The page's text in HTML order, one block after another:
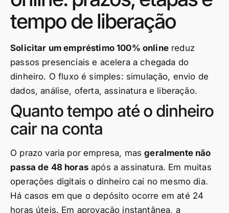
tempo de liberação
Solicitar um empréstimo 100% onlinereduz
passos presenciais e acelera a chegada do
dinheiro. O fluxo é simples: simulação, envio de
dados, análise, oferta, assinatura e liberação.
Quanto tempo até o dinheiro
cair na conta
O prazo varia por empresa, masgeralmente não
passa de 48 horasapós a assinatura. Em muitas
operações digitais o dinheiro cai no mesmo dia.
Há casos em que o depósito ocorre em até 24
horas úteis. Em aprovação instantânea, a